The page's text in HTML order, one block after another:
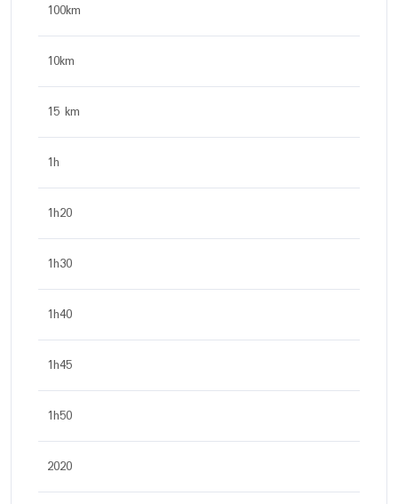
100km
10km
15 km
1h
1h20
1h30
1h40
1h45
1h50
2020